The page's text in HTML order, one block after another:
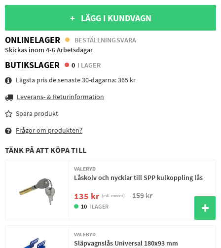
+ LÄGG I KUNDVAGN
ONLINELAGER
BESTÄLLNINGSVARA
Skickas inom 4-6 Arbetsdagar
BUTIKSLAGER 0 I LAGER
Lägsta pris de senaste 30-dagarna:365 kr
Leverans- & Returinformation
Spara produkt
Frågor om produkten?
TÄNK PÅ ATT KÖPA TILL
VALERYD
Låskolv och nycklar till SPP kulkoppling lås
135 kr (ink. moms) 159 kr
10 I LAGER
VALERYD
Släpvagnslås Universal 180x93 mm